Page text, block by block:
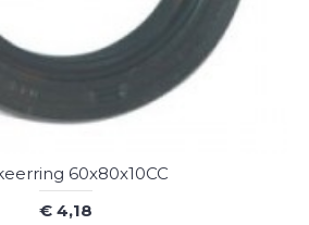
60x80x10CC
€ 4,18